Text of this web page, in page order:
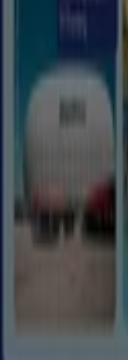
Kontakt
Marketing- und
Geschäft
Technische
Marken
Die App von